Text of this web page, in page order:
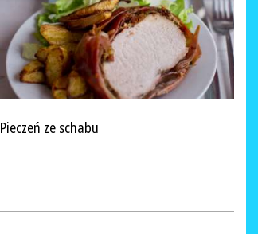
Pieczeń ze schabu